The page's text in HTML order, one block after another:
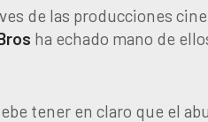
de las producciones
ha echado mano de
tener en claro que el